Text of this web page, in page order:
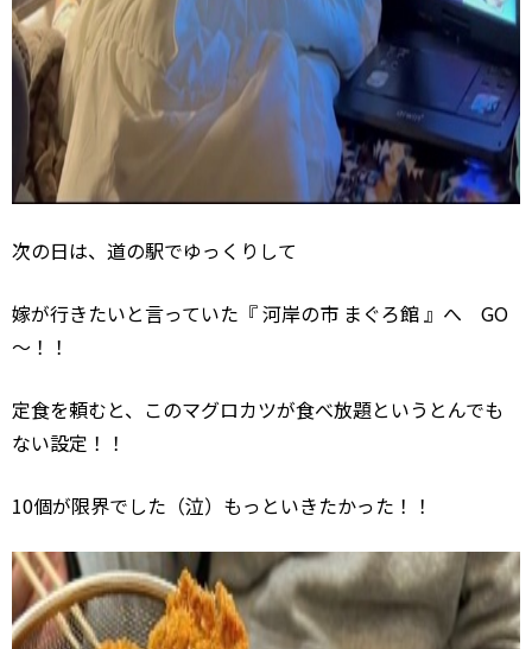
次の日は、道の駅でゆっくりして
嫁が行きたいと言っていた『 河岸の市 まぐろ館 』へ GO
～！！
定食を頼むと、このマグロカツが食べ放題というとんでも
ない設定！！
10個が限界でした（泣）もっといきたかった！！